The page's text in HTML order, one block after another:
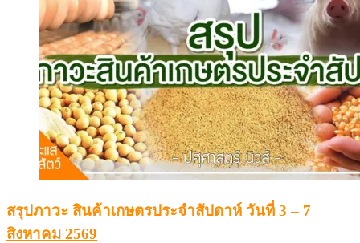
สรุปภาวะ สินค้าเกษตรประจำสัปดาห์ วันที่ 3 – 7
สิงหาคม 2569